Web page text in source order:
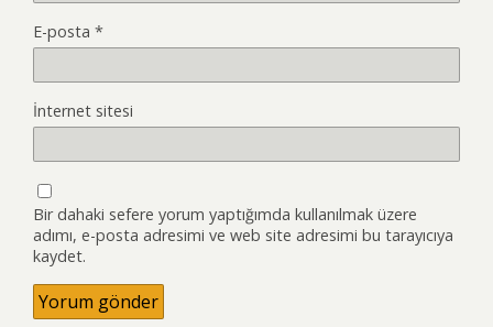
E-posta *
İnternet sitesi
Bir dahaki sefere yorum yaptığımda kullanılmak üzere
adımı, e-posta adresimi ve web site adresimi bu tarayıcıya
kaydet.